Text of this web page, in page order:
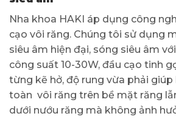
Nha khoa HAKI áp dụng công
cạo vôi răng. Chúng tôi sử dụng
siêu âm hiện đại, sóng siêu âm
công suất 10-30W, đầu cạo tinh
từng kẽ hở, độ rung vừa phải giúp
toàn vôi răng trên bề mặt răng
dưới nướu răng mà không ảnh